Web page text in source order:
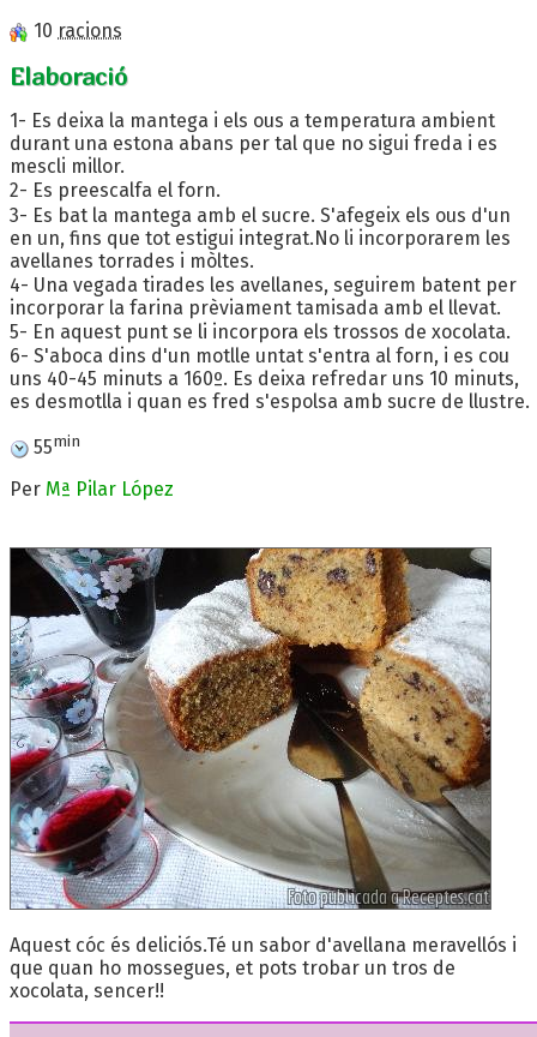
10 racions
Elaboració
1- Es deixa la mantega i els ous a temperatura ambient
durant una estona abans per tal que no sigui freda i es
mescli millor.
2- Es preescalfa el forn.
3- Es bat la mantega amb el sucre. S'afegeix els ous d'un
en un, fins que tot estigui integrat.No li incorporarem les
avellanes torrades i mòltes.
4- Una vegada tirades les avellanes, seguirem batent per
incorporar la farina prèviament tamisada amb el llevat.
5- En aquest punt se li incorpora els trossos de xocolata.
6- S'aboca dins d'un motlle untat s'entra al forn, i es cou
uns 40-45 minuts a 160º. Es deixa refredar uns 10 minuts,
es desmotlla i quan es fred s'espolsa amb sucre de llustre.
55min
Per Mª Pilar López
Aquest cóc és deliciós.Té un sabor d'avellana meravellós i
que quan ho mossegues, et pots trobar un tros de
xocolata, sencer!!